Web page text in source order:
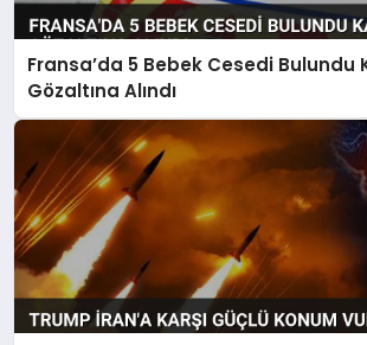
Fransa’da 5 Bebek Cesedi Bulundu
Gözaltına Alındı